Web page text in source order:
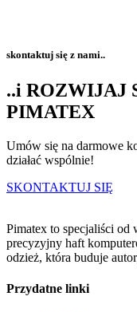
skontaktuj się z nami..
..i ROZWIJAJ
PIMATEX
Umów się na darmowe
działać wspólnie!
SKONTAKTUJ SIĘ
Pimatex to specjaliści
precyzyjny haft
odzież, która buduje
Przydatne linki